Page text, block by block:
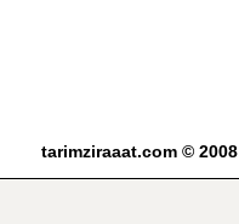
tarimziraaat.com © 2008